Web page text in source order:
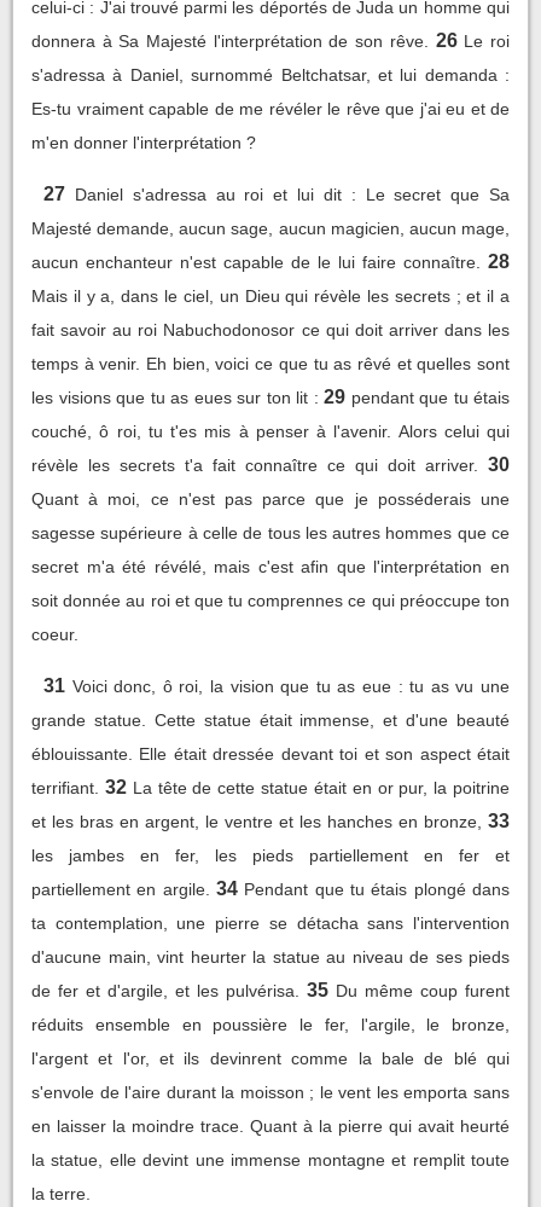
celui-ci : J'ai trouvé parmi les déportés de Juda un homme qui
donnera à Sa Majesté l'interprétation de son rêve.
26 Le roi
s'adressa à Daniel, surnommé Beltchatsar, et lui demanda :
Es-tu vraiment capable de me révéler le rêve que j'ai eu et de
m'en donner l'interprétation ?
27 Daniel s'adressa au roi et lui dit : Le secret que Sa
Majesté demande, aucun sage, aucun magicien, aucun mage,
aucun enchanteur n'est capable de le lui faire connaître.
28
Mais il y a, dans le ciel, un Dieu qui révèle les secrets ; et il a
fait savoir au roi Nabuchodonosor ce qui doit arriver dans les
temps à venir. Eh bien, voici ce que tu as rêvé et quelles sont
les visions que tu as eues sur ton lit : 29 pendant que tu étais
couché, ô roi, tu t'es mis à penser à l'avenir. Alors celui qui
révèle les secrets t'a fait connaître ce qui doit arriver.
30
Quant à moi, ce n'est pas parce que je posséderais une
sagesse supérieure à celle de tous les autres hommes que ce
secret m'a été révélé, mais c'est afin que l'interprétation en
soit donnée au roi et que tu comprennes ce qui préoccupe ton
coeur.
31 Voici donc, ô roi, la vision que tu as eue : tu as vu une
grande statue. Cette statue était immense, et d'une beauté
éblouissante. Elle était dressée devant toi et son aspect était
terrifiant. 32 La tête de cette statue était en or pur, la poitrine
et les bras en argent, le ventre et les hanches en bronze, 33
les jambes en fer, les pieds partiellement en fer et
partiellement en argile. 34 Pendant que tu étais plongé dans
ta contemplation, une pierre se détacha sans l'intervention
d'aucune main, vint heurter la statue au niveau de ses pieds
de fer et d'argile, et les pulvérisa.
35 Du même coup furent
réduits ensemble en poussière le fer, l'argile, le bronze,
l'argent et l'or, et ils devinrent comme la bale de blé qui
s'envole de l'aire durant la moisson ; le vent les emporta sans
en laisser la moindre trace. Quant à la pierre qui avait heurté
la statue, elle devint une immense montagne et remplit toute
la terre.